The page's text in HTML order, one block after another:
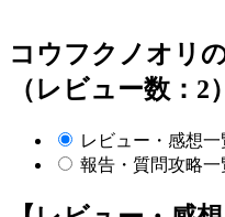
コウフクノオリ
（レビュー数：2）
レビュー・感想一
報告・質問攻略一